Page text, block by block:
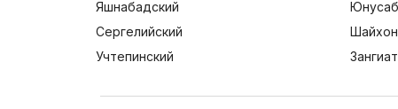
Яшнабадский
Сергелийский
Учтепинский